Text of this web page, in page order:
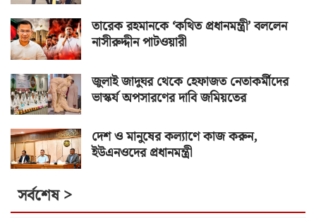
তারেক রহমানকে ‘কথিত প্রধানমন্ত্রী’ বললেন
নাসীরুদ্দীন পাটওয়ারী
জুলাই জাদুঘর থেকে হেফাজত নেতাকর্মীদের
ভাস্কর্য অপসারণের দাবি জমিয়তের
দেশ ও মানুষের কল্যাণে কাজ করুন,
ইউএনওদের প্রধানমন্ত্রী
সর্বশেষ >